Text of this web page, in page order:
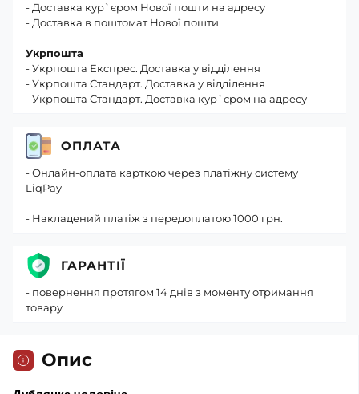
Опис
- Доставка кур`єром Нової пошти на адресу
- Доставка в поштомат Нової пошти
Укрпошта
- Укрпошта Експрес. Доставка у відділення
- Укрпошта Стандарт. Доставка у відділення
- Укрпошта Стандарт. Доставка кур`єром на адресу
ОПЛАТА
- Онлайн-оплата карткою через платіжну систему
LiqPay
- Накладений платіж з передоплатою 1000 грн.
ГАРАНТІЇ
- повернення протягом 14 днів з моменту отримання
товару